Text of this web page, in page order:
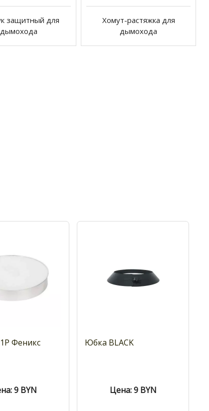
защитный для
дымохода
Хомут-растяжка для
дымохода
Феникс
9 BYN
Юбка BLACK
Цена: 9 BYN